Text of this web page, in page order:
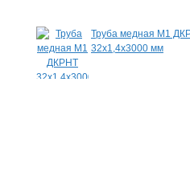
Труба медная М1
32х1,4х3000 мм